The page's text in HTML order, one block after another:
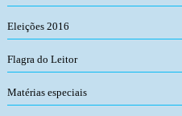
Eleições 2016
Flagra do Leitor
Matérias especiais